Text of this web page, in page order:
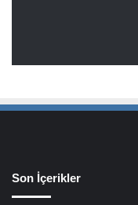
Son İçerikler